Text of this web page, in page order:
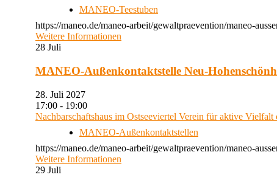
MANEO-Teestuben
https://maneo.de/maneo-arbeit/gewaltpraevention/maneo-
Weitere Informationen
28 Juli
MANEO-Außenkontaktstelle Neu-
28. Juli 2027
17:00 - 19:00
Nachbarschaftshaus im Ostseeviertel Verein für aktive Vielfalt
MANEO-Außenkontaktstellen
https://maneo.de/maneo-arbeit/gewaltpraevention/maneo-
Weitere Informationen
29 Juli